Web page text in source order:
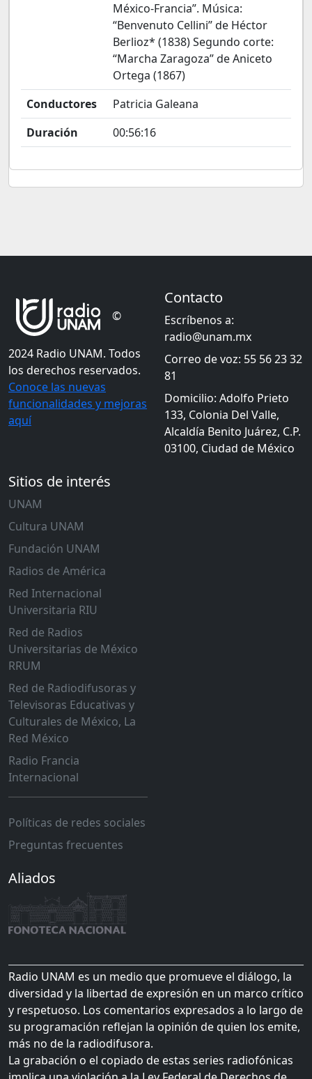
México-Francia”. Música:
“Benvenuto Cellini” de Héctor
Berlioz* (1838) Segundo corte:
“Marcha Zaragoza” de Aniceto
Ortega (1867)
Conductores
Patricia Galeana
Duración
00:56:16
©
2024 Radio UNAM. Todos
los derechos reservados.
Conoce las nuevas
funcionalidades y mejoras
aquí
Contacto
Escríbenos a:
radio@unam.mx
Correo de voz: 55 56 23 32
81
Domicilio: Adolfo Prieto
133, Colonia Del Valle,
Alcaldía Benito Juárez, C.P.
03100, Ciudad de México
Sitios de interés
UNAM
Cultura UNAM
Fundación UNAM
Radios de América
Red Internacional
Universitaria RIU
Red de Radios
Universitarias de México
RRUM
Red de Radiodifusoras y
Televisoras Educativas y
Culturales de México, La
Red México
Radio Francia
Internacional
Políticas de redes sociales
Preguntas frecuentes
Aliados
Radio UNAM es un medio que promueve el diálogo, la
diversidad y la libertad de expresión en un marco crítico
y respetuoso. Los comentarios expresados a lo largo de
su programación reflejan la opinión de quien los emite,
más no de la radiodifusora.
La grabación o el copiado de estas series radiofónicas